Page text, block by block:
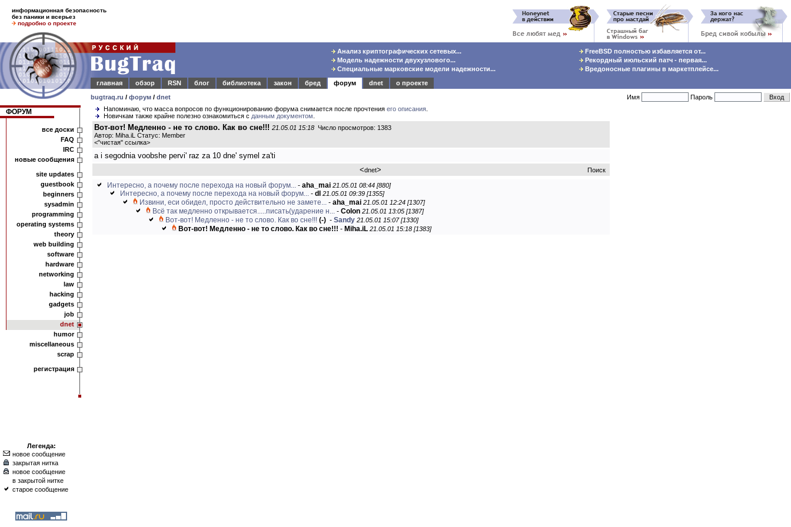
информационная безопасность
без паники и всерьез
подробно о проекте
Анализ криптографических сетевых...
Модель надежности двухузлового...
Специальные марковские модели надежности...
FreeBSD полностью избавляется от...
Рекордный июльский патч - первая...
Вредоносные плагины в маркетплейсе...
главная
обзор RSN блог библиотека закон бред форум dnet
о проекте
bugtraq.ru / форум / dnet Имя Пароль
ФОРУМ
все доски
FAQ
IRC
новые сообщения
site updates
guestbook
beginners
sysadmin
programming
operating systems
theory
web building
software
hardware
networking
law
hacking
gadgets
job
dnet
humor
miscellaneous
scrap
регистрация
Легенда:
новое сообщение
закрытая нитка
новое сообщение
в закрытой нитке
старое сообщение
Напоминаю, что масса вопросов по функционированию форума снимается после прочтения его описания
Новичкам также крайне полезно ознакомиться с данным документом
Вот-вот! Медленно - не то слово. Как во сне!!! 21.05.01 15:18 Число просмотров: 1383
Автор: Miha.iL Статус: Member
<"чистая" ссылка>
a i segodnia voobshe pervi' raz za 10 dne' symel za'ti
<dnet> Поиск
Интересно, а почему после перехода на новый форум... - aha_mai 21.05.01 08:44 [880]
Интересно, а почему после перехода на новый форум... - dl 21.05.01 09:39 [1355]
Извини, еси обидел, просто действительно не замете... - aha_mai 21.05.01 12:24 [1307]
Всё так медленно открывается.....писать(ударение н... - Colon 21.05.01 13:05 [1387]
Вот-вот! Медленно - не то слово. Как во сне!!! (-) - Sandy 21.05.01 15:07 [1330]
Вот-вот! Медленно - не то слово. Как во сне!!! - Miha.iL 21.05.01 15:18 [1383]